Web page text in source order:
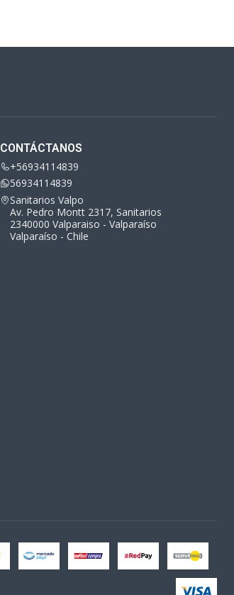
CONTÁCTANOS
+56934114839
56934114839
Sanitarios Valpo
Av. Pedro Montt 2317, Sanitarios
2340000 Valparaiso - Valparaíso
Valparaíso - Chile